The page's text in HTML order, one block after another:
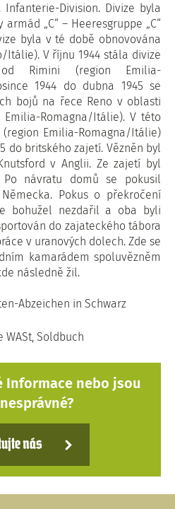
Division. Divize byla
„C“ – Heeresgruppe „C“
byla v té době obnovována
Itálie). V říjnu 1944 stála divize
Rimini (region Emilia-
1944 do dubna 1945 se
bojů na řece Reno v oblasti
Romagna/Itálie). V této
Emilia-Romagna/Itálie)
do britského zajetí. Vězněn byl
v Anglii. Ze zajetí byl
návratu domů se pokusil
Pokus o překročení
bohužel nezdařil a oba byli
do zajateckého tábora
v uranových dolech. Zde se
kamarádem spoluvězněm
následně žil.
Abzeichen in Schwarz
Soldbuch
Informace nebo jsou
nás